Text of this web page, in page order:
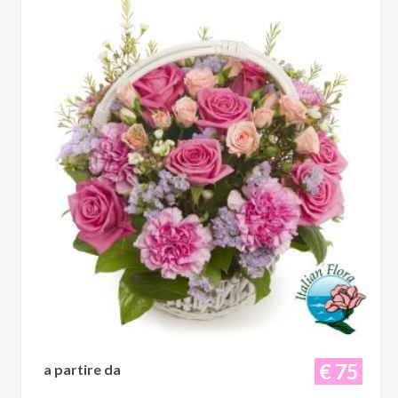
€ 75
a partire da